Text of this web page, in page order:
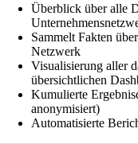
Überblick über alle
Sammelt Fakten
Netzwerk
Visualisierung aller
übersichtlichen
Kumulierte
anonymisiert)
Automatisierte